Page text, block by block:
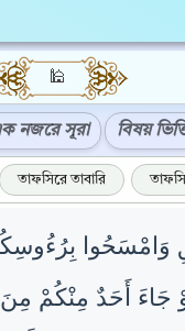
🕌
নজরে সূরা বিষয়
তাফসিরে তাবারি
وَامْسَحُوا
جَاءَ أَحَدٌ مِنْكُمْ مِنَ